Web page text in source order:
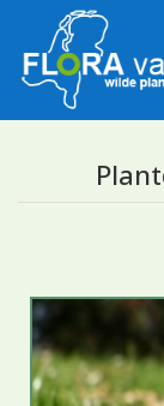
Determineren